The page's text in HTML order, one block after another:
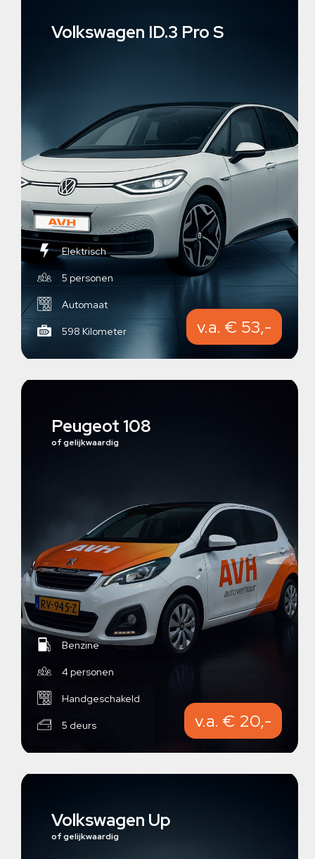
Volkswagen ID.3 Pro S
Elektrisch
5 personen
Automaat
598 Kilometer v.a. € 53,-
Peugeot 108
of gelijkwaardig
Benzine
4 personen
Handgeschakeld
5 deurs v.a. € 20,-
Volkswagen Up
of gelijkwaardig